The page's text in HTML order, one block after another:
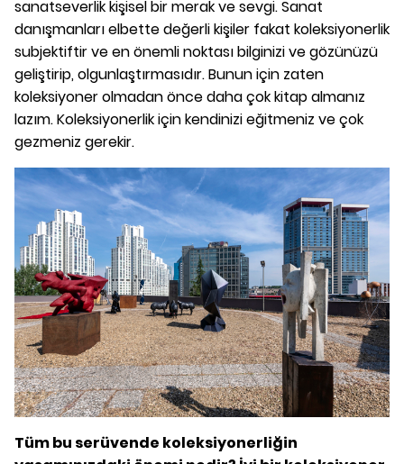
sanatseverlik kişisel bir merak ve sevgi. Sanat
danışmanları elbette değerli kişiler fakat koleksiyonerlik
subjektiftir ve en önemli noktası bilginizi ve gözünüzü
geliştirip, olgunlaştırmasıdır. Bunun için zaten
koleksiyoner olmadan önce daha çok kitap almanız
lazım. Koleksiyonerlik için kendinizi eğitmeniz ve çok
gezmeniz gerekir.
Tüm bu serüvende koleksiyonerliğin